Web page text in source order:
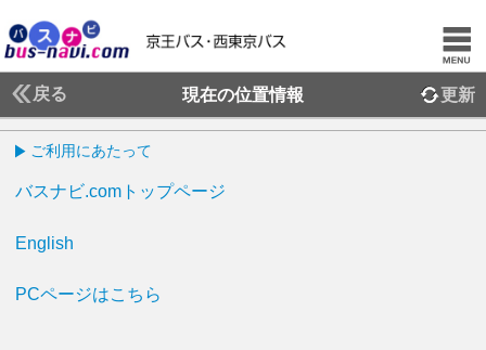
戻る 現在の位置情報 更新
ご利用にあたって
バスナビ.comトップページ
English
PCページはこちら